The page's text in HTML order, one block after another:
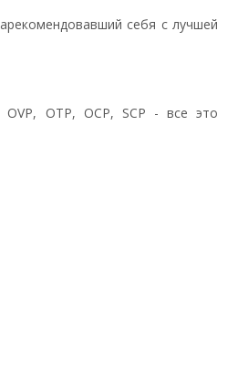
себя с лучшей
OVP, OTP, OCP, SCP - все это